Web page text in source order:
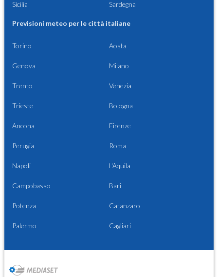
Sicilia Sardegna
Previsioni meteo per le città italiane
Torino Aosta
Genova Milano
Trento Venezia
Trieste Bologna
Ancona Firenze
Perugia Roma
Napoli L'Aquila
Campobasso Bari
Potenza Catanzaro
Palermo Cagliari